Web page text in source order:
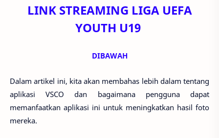
LINK STREAMING LIGA UEFA
YOUTH U19
DIBAWAH
Dalam artikel ini, kita akan membahas lebih dalam tentang
aplikasi VSCO dan bagaimana pengguna dapat
memanfaatkan aplikasi ini untuk meningkatkan hasil foto
mereka.